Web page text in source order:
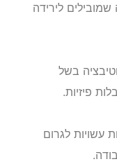
לירידה
בשל
פיזיות.
עשויות לגרום